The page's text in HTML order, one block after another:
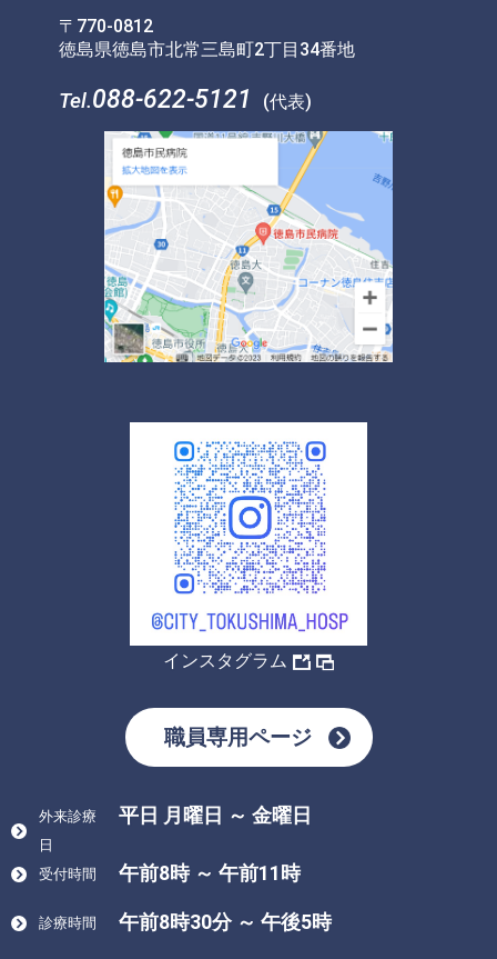
〒770-0812
徳島県徳島市北常三島町2丁目34番地
Tel.088-622-5121 (代表)
インスタグラム
職員専用ページ
外来診療
日
平日 月曜日 ～ 金曜日
受付時間 午前8時 ～ 午前11時
診療時間 午前8時30分 ～ 午後5時